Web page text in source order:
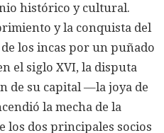
histórico y cultural.
y la conquista del
los incas por un puñado
el siglo XVI, la disputa
de su capital —la joya de
la mecha de la
los dos principales socios